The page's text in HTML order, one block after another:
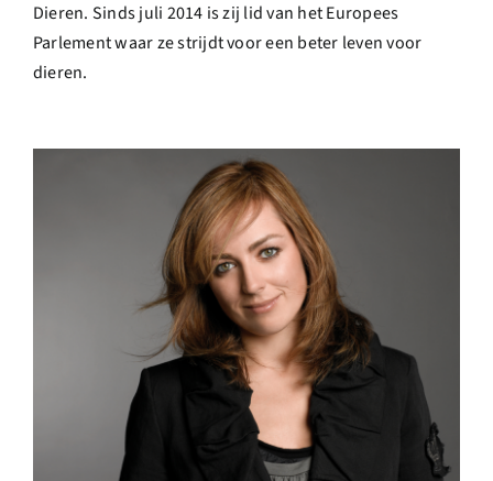
Dieren. Sinds juli 2014 is zij lid van het Europees
Parlement waar ze strijdt voor een beter leven voor
dieren.